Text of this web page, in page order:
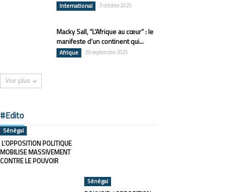
International 3 octobre 2025
Macky Sall, “L’Afrique au cœur” : le
manifeste d’un continent qui...
Afrique 29 septembre 2025
Voir plus
#Edito
Sénégal
L’OPPOSITION POLITIQUE
MOBILISE MASSIVEMENT
CONTRE LE POUVOIR
Sénégal